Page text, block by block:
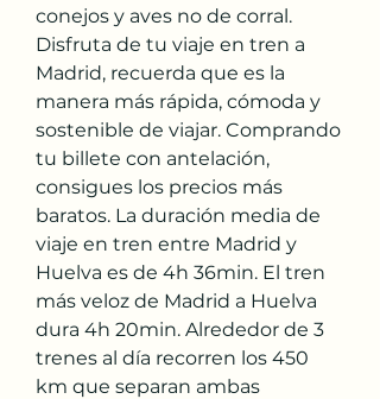
conejos y aves no de corral.
Disfruta de tu viaje en tren a
Madrid, recuerda que es la
manera más rápida, cómoda y
sostenible de viajar. Comprando
tu billete con antelación,
consigues los precios más
baratos. La duración media de
viaje en tren entre Madrid y
Huelva es de 4h 36min. El tren
más veloz de Madrid a Huelva
dura 4h 20min. Alrededor de 3
trenes al día recorren los 450
km que separan ambas